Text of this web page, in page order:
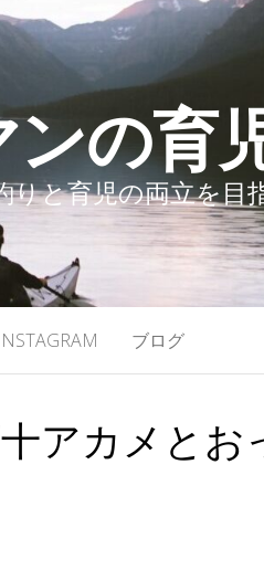
の育
りと育児の両立を目
ブログ
アカメとお